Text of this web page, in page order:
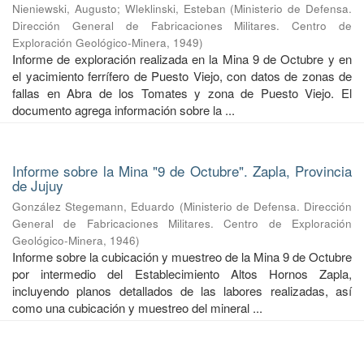
Nieniewski, Augusto; Wleklinski, Esteban (Ministerio de Defensa.
Dirección General de Fabricaciones Militares. Centro de
Exploración Geológico-Minera, 1949)
Informe de exploración realizada en la Mina 9 de Octubre y en
el yacimiento ferrífero de Puesto Viejo, con datos de zonas de
fallas en Abra de los Tomates y zona de Puesto Viejo. El
documento agrega información sobre la ...
Informe sobre la Mina "9 de Octubre". Zapla, Provincia
de Jujuy
González Stegemann, Eduardo (Ministerio de Defensa. Dirección
General de Fabricaciones Militares. Centro de Exploración
Geológico-Minera, 1946)
Informe sobre la cubicación y muestreo de la Mina 9 de Octubre
por intermedio del Establecimiento Altos Hornos Zapla,
incluyendo planos detallados de las labores realizadas, así
como una cubicación y muestreo del mineral ...